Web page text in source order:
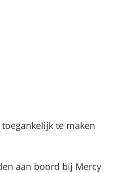
te maken
aan boord bij Mercy